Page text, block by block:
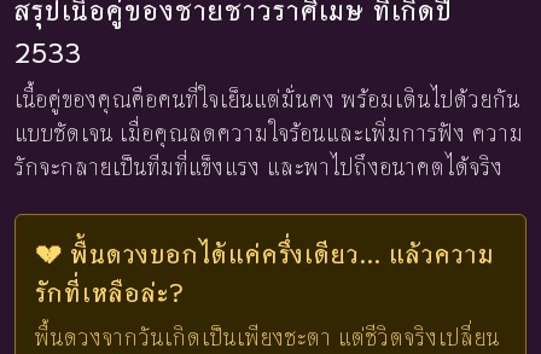
สรุปเนื้อคู่ของชายชาวราศีเมษ ที่เกิดปี
2533
เนื้อคู่ของคุณคือคนที่ใจเย็นแต่มั่นคง พร้อมเดินไปด้วยกัน
แบบชัดเจน เมื่อคุณลดความใจร้อนและเพิ่มการฟัง ความ
รักจะกลายเป็นทีมที่แข็งแรง และพาไปถึงอนาคตได้จริง
💔 พื้นดวงบอกได้แค่ครึ่งเดียว... แล้วความ
รักที่เหลือล่ะ?
พื้นดวงจากวันเกิดเป็นเพียงชะตา แต่ชีวิตจริงเปลี่ยน